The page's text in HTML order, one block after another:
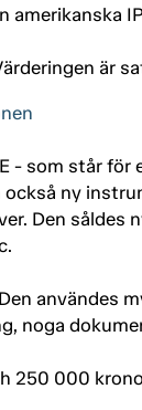
är
- som står
ny
Den såldes
användes
noga
000